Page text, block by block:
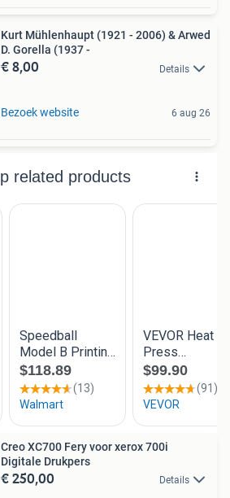
Kurt Mühlenhaupt (1921 - 2006) & Arwed
D. Gorella (1937 -
€ 8,00 Details
Bezoek website 6 aug 26
Creo XC700 Fery voor xerox 700i
Digitale Drukpers
€ 250,00 Details